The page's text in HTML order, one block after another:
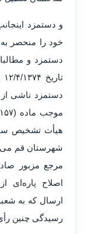
و دستمزد
خود را منحصر
دستمزد و
دستمزد ناشی
هیأت تشخیص
شهرستان قم
اصلاح پاره‌ای
رسیدگی چنین